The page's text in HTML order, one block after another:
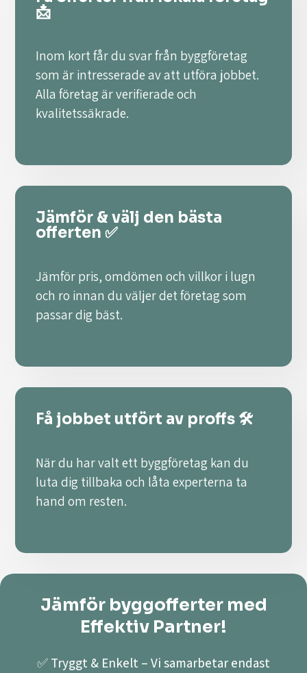
📩
Inom kort får du svar från byggföretag
som är intresserade av att utföra jobbet.
Alla företag är verifierade och
kvalitetssäkrade.
Jämför & välj den bästa
offerten ✅
Jämför pris, omdömen och villkor i lugn
och ro innan du väljer det företag som
passar dig bäst.
Få jobbet utfört av proffs 🛠️
När du har valt ett byggföretag kan du
luta dig tillbaka och låta experterna ta
hand om resten.
Jämför byggofferter med
Effektiv Partner!
✅ Tryggt & Enkelt – Vi samarbetar endast